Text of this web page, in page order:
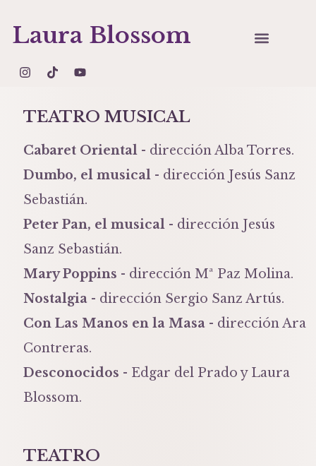
Laura Blossom
TEATRO MUSICAL
Cabaret Oriental - dirección Alba Torres.
Dumbo, el musical - dirección Jesús Sanz
Sebastián.
Peter Pan, el musical - dirección Jesús
Sanz Sebastián.
Mary Poppins - dirección Mª Paz Molina.
Nostalgia - dirección Sergio Sanz Artús.
Con Las Manos en la Masa - dirección Ara
Contreras.
Desconocidos - Edgar del Prado y Laura
Blossom.
TEATRO